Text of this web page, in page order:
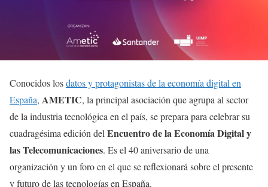
Conocidos losdatos y protagonistas de la economía digital en
España, AMETIC, la principal asociación que agrupa al sector
de la industria tecnológica en el país, se prepara para celebrar su
cuadragésima edición delEncuentro de la Economía Digital y
las Telecomunicaciones. Es el 40 aniversario de una
organización y un foro en el que se reflexionará sobre el presente
y futuro de las tecnologías en España.